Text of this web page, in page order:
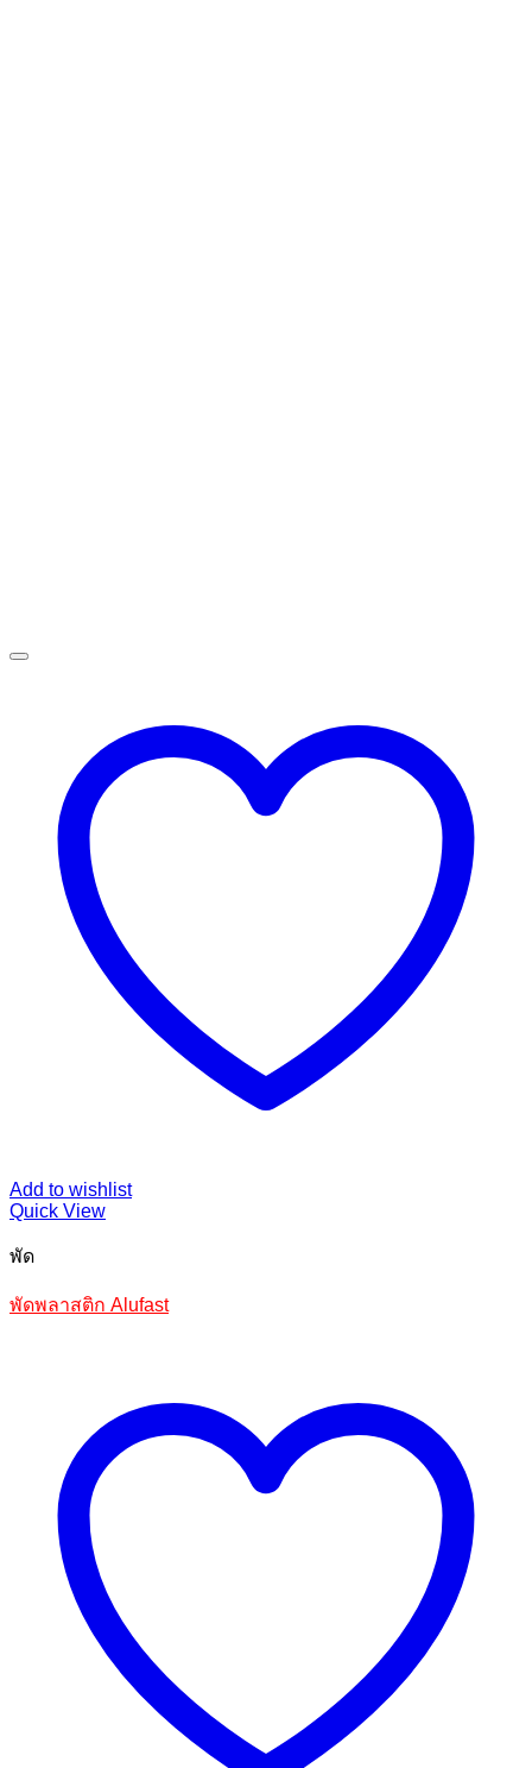
Add to wishlist
Quick View
พัด
พัดพลาสติก Alufast